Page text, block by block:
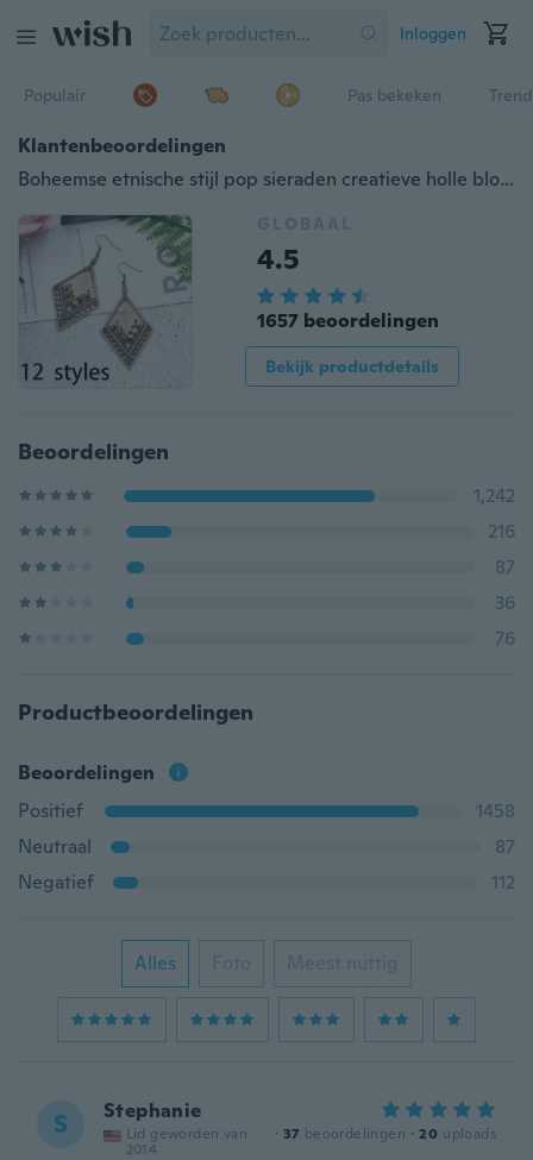
Inloggen
Populair Pas bekeken
Klantenbeoordelingen
Boheemse etnische stijl pop sieraden creatieve holle bloem oorbellen legering hanger
GLOBAAL
4.5
1657 beoordelingen
Bekijk productdetails
Beoordelingen
1,242
216
87
36
76
Productbeoordelingen
Beoordelingen
Positief
1458
Neutraal
87
Negatief
112
Alles Foto Meest nuttig
S Stephanie
Lid geworden van
2014
· 37 beoordelingen · 20 uploads